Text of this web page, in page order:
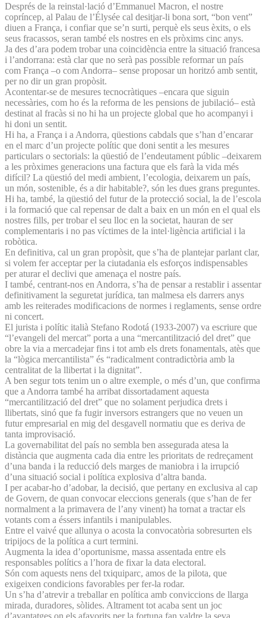
Després de la reinstal·lació d’Emmanuel Macron, el nostre
copríncep, al Palau de l’Élysée cal desitjar-li bona sort, “bon vent”
diuen a França, i confiar que se’n surti, perquè els seus èxits, o els
seus fracassos, seran també els nostres en els pròxims cinc anys.
Ja des d’ara podem trobar una coincidència entre la situació francesa
i l’andorrana: està clar que no serà pas possible reformar un país
com França –o com Andorra– sense proposar un horitzó amb sentit,
per no dir un gran propòsit.
Acontentar-se de mesures tecnocràtiques –encara que siguin
necessàries, com ho és la reforma de les pensions de jubilació– està
destinat al fracàs si no hi ha un projecte global que ho acompanyi i
hi doni un sentit.
Hi ha, a França i a Andorra, qüestions cabdals que s’han d’encarar
en el marc d’un projecte polític que doni sentit a les mesures
particulars o sectorials: la qüestió de l’endeutament públic –deixarem
a les pròximes generacions una factura que els farà la vida més
difícil? La qüestió del medi ambient, l’ecologia, deixarem un país,
un món, sostenible, és a dir habitable?, són les dues grans preguntes.
Hi ha, també, la qüestió del futur de la protecció social, la de l’escola
i la formació que cal repensar de dalt a baix en un món en el qual els
nostres fills, per trobar el seu lloc en la societat, hauran de ser
complementaris i no pas víctimes de la intel·ligència artificial i la
robòtica.
En definitiva, cal un gran propòsit, que s’ha de plantejar parlant clar,
si volem fer acceptar per la ciutadania els esforços indispensables
per aturar el declivi que amenaça el nostre país.
I també, centrant-nos en Andorra, s’ha de pensar a restablir i assentar
definitivament la seguretat jurídica, tan malmesa els darrers anys
amb les reiterades modificacions de normes i reglaments, sense ordre
ni concert.
El jurista i polític italià Stefano Rodotá (1933-2007) va escriure que
“l’evangeli del mercat” porta a una “mercantilització del dret” que
obre la via a mercadejar fins i tot amb els drets fonamentals, atès que
la “lògica mercantilista” és “radicalment contradictòria amb la
centralitat de la llibertat i la dignitat”.
A ben segur tots tenim un o altre exemple, o més d’un, que confirma
que a Andorra també ha arribat dissortadament aquesta
“mercantilització del dret” que no solament perjudica drets i
llibertats, sinó que fa fugir inversors estrangers que no veuen un
futur empresarial en mig del desgavell normatiu que es deriva de
tanta improvisació.
La governabilitat del país no sembla ben assegurada atesa la
distància que augmenta cada dia entre les prioritats de redreçament
d’una banda i la reducció dels marges de maniobra i la irrupció
d’una situació social i política explosiva d’altra banda.
I per acabar-ho d’adobar, la decisió, que pertany en exclusiva al cap
de Govern, de quan convocar eleccions generals (que s’han de fer
normalment a la primavera de l’any vinent) ha tornat a tractar els
votants com a éssers infantils i manipulables.
Entre el vaivé que allunya o acosta la convocatòria sobresurten els
tripijocs de la política a curt termini.
Augmenta la idea d’oportunisme, massa assentada entre els
responsables polítics a l’hora de fixar la data electoral.
Són com aquests nens del txiquiparc, amos de la pilota, que
exigeixen condicions favorables per fer-la rodar.
Un s’ha d’atrevir a treballar en política amb conviccions de llarga
mirada, duradores, sòlides. Altrament tot acaba sent un joc
d’avantatges on els afavorits per la fortuna fan valdre la seva